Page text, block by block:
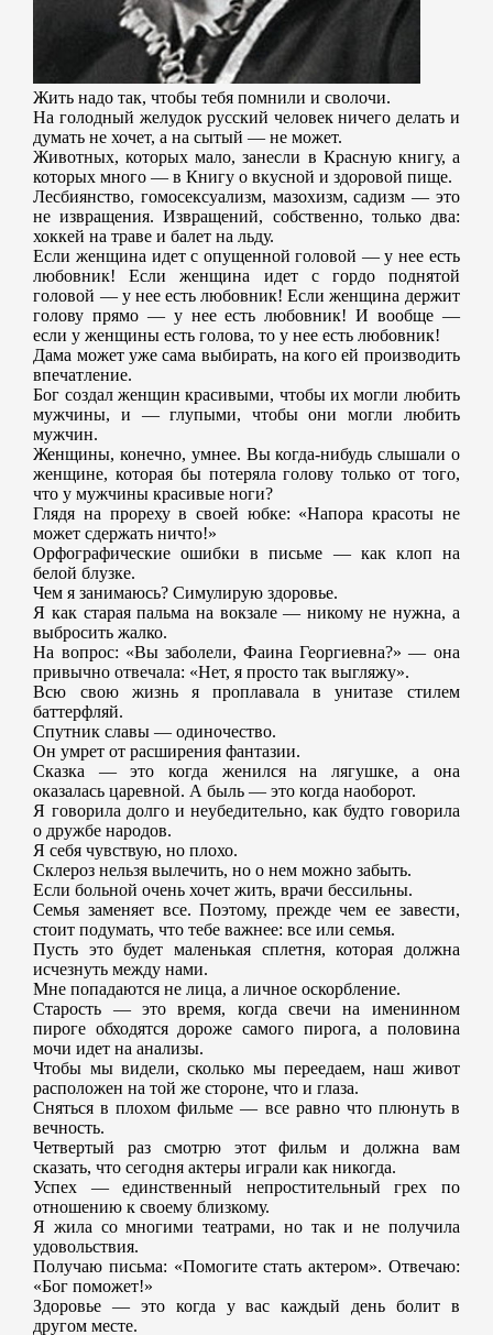
Жить надо так, чтобы тебя помнили и сволочи.
На голодный желудок русский человек ничего делать и
думать не хочет, а на сытый — не может.
Животных, которых мало, занесли в Красную книгу, а
которых много — в Книгу о вкусной и здоровой пище.
Лесбиянство, гомосексуализм, мазохизм, садизм — это
не извращения. Извращений, собственно, только два:
хоккей на траве и балет на льду.
Если женщина идет с опущенной головой — у нее есть
любовник! Если женщина идет с гордо поднятой
головой — у нее есть любовник! Если женщина держит
голову прямо — у нее есть любовник! И вообще —
если у женщины есть голова, то у нее есть любовник!
Дама может уже сама выбирать, на кого ей производить
впечатление.
Бог создал женщин красивыми, чтобы их могли любить
мужчины, и — глупыми, чтобы они могли любить
мужчин.
Женщины, конечно, умнее. Вы когда-нибудь слышали о
женщине, которая бы потеряла голову только от того,
что у мужчины красивые ноги?
Глядя на прореху в своей юбке: «Напора красоты не
может сдержать ничто!»
Орфографические ошибки в письме — как клоп на
белой блузке.
Чем я занимаюсь? Симулирую здоровье.
Я как старая пальма на вокзале — никому не нужна, а
выбросить жалко.
На вопрос: «Вы заболели, Фаина Георгиевна?» — она
привычно отвечала: «Нет, я просто так выгляжу».
Всю свою жизнь я проплавала в унитазе стилем
баттерфляй.
Спутник славы — одиночество.
Он умрет от расширения фантазии.
Сказка — это когда женился на лягушке, а она
оказалась царевной. А быль — это когда наоборот.
Я говорила долго и неубедительно, как будто говорила
о дружбе народов.
Я себя чувствую, но плохо.
Склероз нельзя вылечить, но о нем можно забыть.
Если больной очень хочет жить, врачи бессильны.
Семья заменяет все. Поэтому, прежде чем ее завести,
стоит подумать, что тебе важнее: все или семья.
Пусть это будет маленькая сплетня, которая должна
исчезнуть между нами.
Мне попадаются не лица, а личное оскорбление.
Старость — это время, когда свечи на именинном
пироге обходятся дороже самого пирога, а половина
мочи идет на анализы.
Чтобы мы видели, сколько мы переедаем, наш живот
расположен на той же стороне, что и глаза.
Сняться в плохом фильме — все равно что плюнуть в
вечность.
Четвертый раз смотрю этот фильм и должна вам
сказать, что сегодня актеры играли как никогда.
Успех — единственный непростительный грех по
отношению к своему близкому.
Я жила со многими театрами, но так и не получила
удовольствия.
Получаю письма: «Помогите стать актером». Отвечаю:
«Бог поможет!»
Здоровье — это когда у вас каждый день болит в
другом месте.